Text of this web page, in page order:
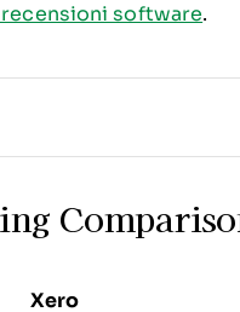
software.
Xero